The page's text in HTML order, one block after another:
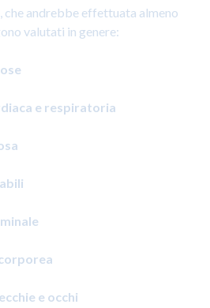
che andrebbe effettuata almeno
valutati in genere:
e respiratoria
e occhi